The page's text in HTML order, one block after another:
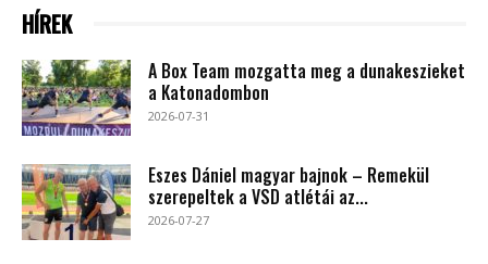
HÍREK
A Box Team mozgatta meg a dunakeszieket
a Katonadombon
2026-07-31
Eszes Dániel magyar bajnok – Remekül
szerepeltek a VSD atlétái az...
2026-07-27